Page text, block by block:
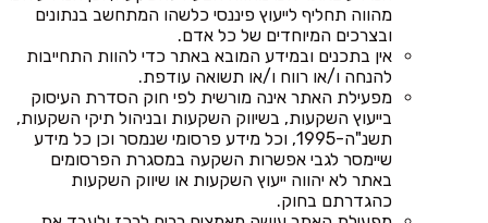
מהווה תחליף לייעוץ פיננסי כלשהו המתחשב בנתונים
ובצרכים המיוחדים של כל אדם.
אין בתכנים ובמידע המובא באתר כדי להוות התחייבות
להנחה ו/או רווח ו/או תשואה עודפת.
מפעילת האתר אינה מורשית לפי חוק הסדרת העיסוק
בייעוץ השקעות, בשיווק השקעות ובניהול תיקי השקעות,
תשנ"ה-1995, וכל מידע פרסומי שנמסר וכן כל מידע
שיימסר לגבי אפשרות השקעה במסגרת הפרסומים
באתר לא יהווה ייעוץ השקעות או שיווק השקעות
כהגדרתם בחוק.